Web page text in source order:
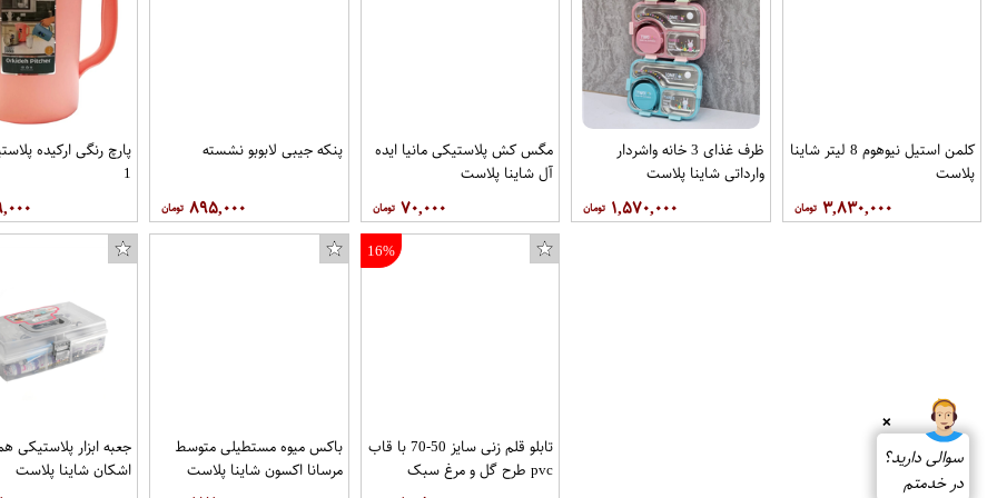
کلمن استیل نیوهوم 8 لیتر شاینا
پلاست
۳,۸۳۰,۰۰۰
ظرف غذای 3 خانه واشردار
وارداتی شاینا پلاست
۱,۵۷۰,۰۰۰
مگس کش پلاستیکی مانیا ایده
آل شاینا پلاست
۷۰,۰۰۰
پنکه جیبی لابوبو نشسته
۸۹۵,۰۰۰
پارچ رنگی ارکیده
1
16%
تابلو قلم زنی سایز 50-70 با قاب
pvc طرح گل و مرغ سبک
باکس میوه مستطیلی متوسط
مرسانا اکسون شاینا پلاست
جعبه ابزار پلاستیکی
اشکان شاینا پلاست
❌
سوالی دارید؟
در خدمتم